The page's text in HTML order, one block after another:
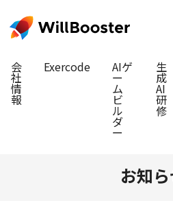
会
社
情
報
Exercode AIゲ
ー
ム
ビ
ル
ダ
ー
生
成
AI
研
修
お知ら